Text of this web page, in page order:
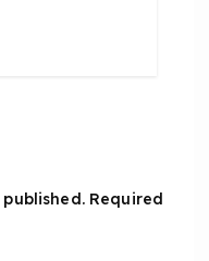
Required